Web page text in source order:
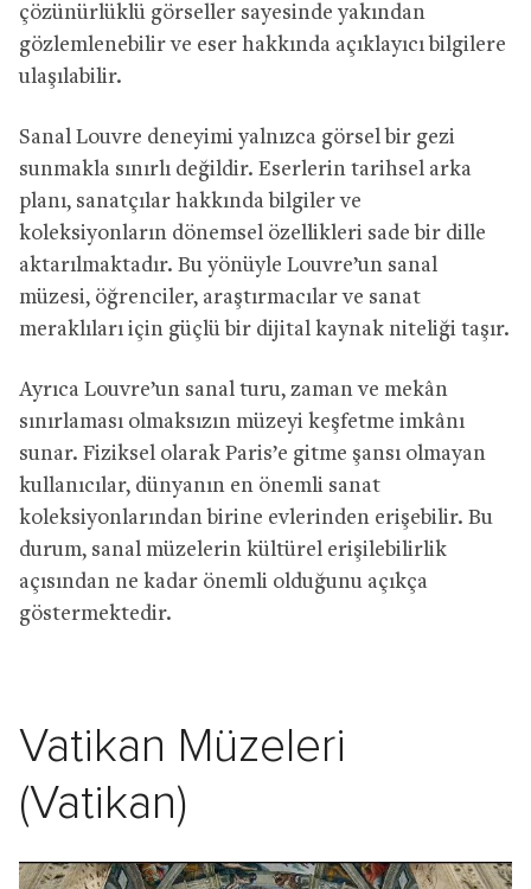
çözünürlüklü görseller sayesinde yakından
gözlemlenebilir ve eser hakkında açıklayıcı bilgilere
ulaşılabilir.
Sanal Louvre deneyimi yalnızca görsel bir gezi
sunmakla sınırlı değildir. Eserlerin tarihsel arka
planı, sanatçılar hakkında bilgiler ve
koleksiyonların dönemsel özellikleri sade bir dille
aktarılmaktadır. Bu yönüyle Louvre’un sanal
müzesi, öğrenciler, araştırmacılar ve sanat
meraklıları için güçlü bir dijital kaynak niteliği taşır.
Ayrıca Louvre’un sanal turu, zaman ve mekân
sınırlaması olmaksızın müzeyi keşfetme imkânı
sunar. Fiziksel olarak Paris’e gitme şansı olmayan
kullanıcılar, dünyanın en önemli sanat
koleksiyonlarından birine evlerinden erişebilir. Bu
durum, sanal müzelerin kültürel erişilebilirlik
açısından ne kadar önemli olduğunu açıkça
göstermektedir.
Vatikan Müzeleri
(Vatikan)